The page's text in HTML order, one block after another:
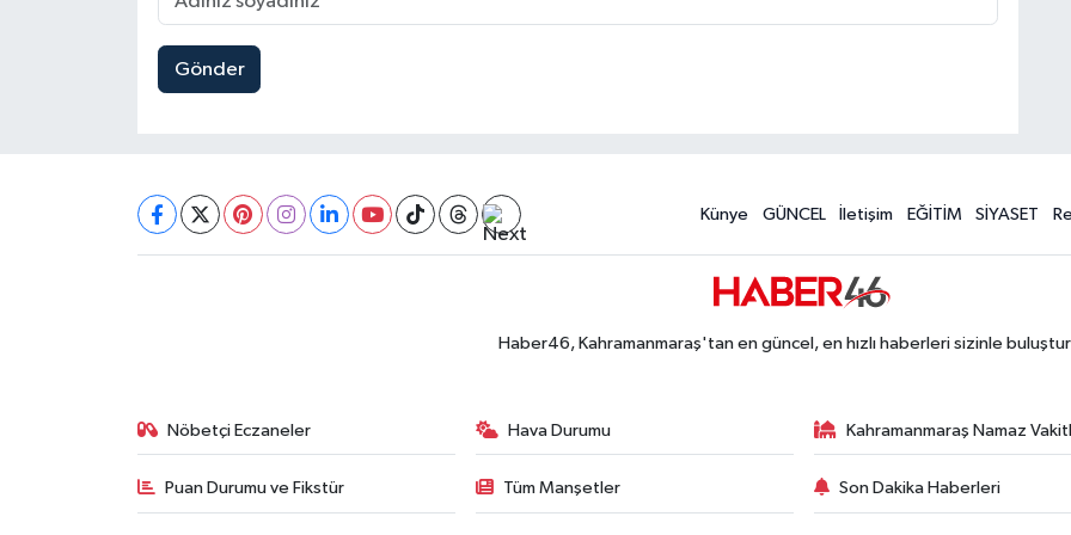
Gönder
Künye GÜNCEL İletişim EĞİTİM SİYASET
Haber46, Kahramanmaraş'tan en güncel, en hızlı haberleri sizinle
Nöbetçi Eczaneler Hava Durumu Kahramanmaraş Namaz
Puan Durumu ve Fikstür Tüm Manşetler Son Dakika Haberleri